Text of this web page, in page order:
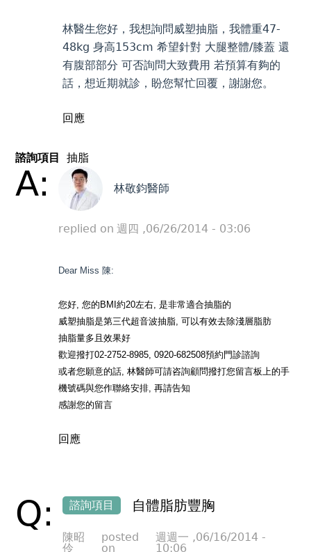
林醫生您好，我想詢問威塑抽脂，我體重47-
48kg 身高153cm 希望針對 大腿整體/膝蓋 還
有腹部部分 可否詢問大致費用 若預算有夠的
話，想近期就診，盼您幫忙回覆，謝謝您。
回應
諮詢項目 抽脂
A: 林敬鈞醫師
replied on 週四 ,06/26/2014 - 03:06
Dear Miss 陳:
您好, 您的BMI約20左右, 是非常適合抽脂的
威塑抽脂是第三代超音波抽脂, 可以有效去除淺層脂肪
抽脂量多且效果好
歡迎撥打02-2752-8985, 0920-682508預約門診諮詢
或者您願意的話, 林醫師可請咨詢顧問撥打您留言板上的手
機號碼與您作聯絡安排, 再請告知
感謝您的留言
回應
Q: 諮詢項目 自體脂肪豐胸
陳昭
伶
posted
on
週週一 ,06/16/2014 -
10:06